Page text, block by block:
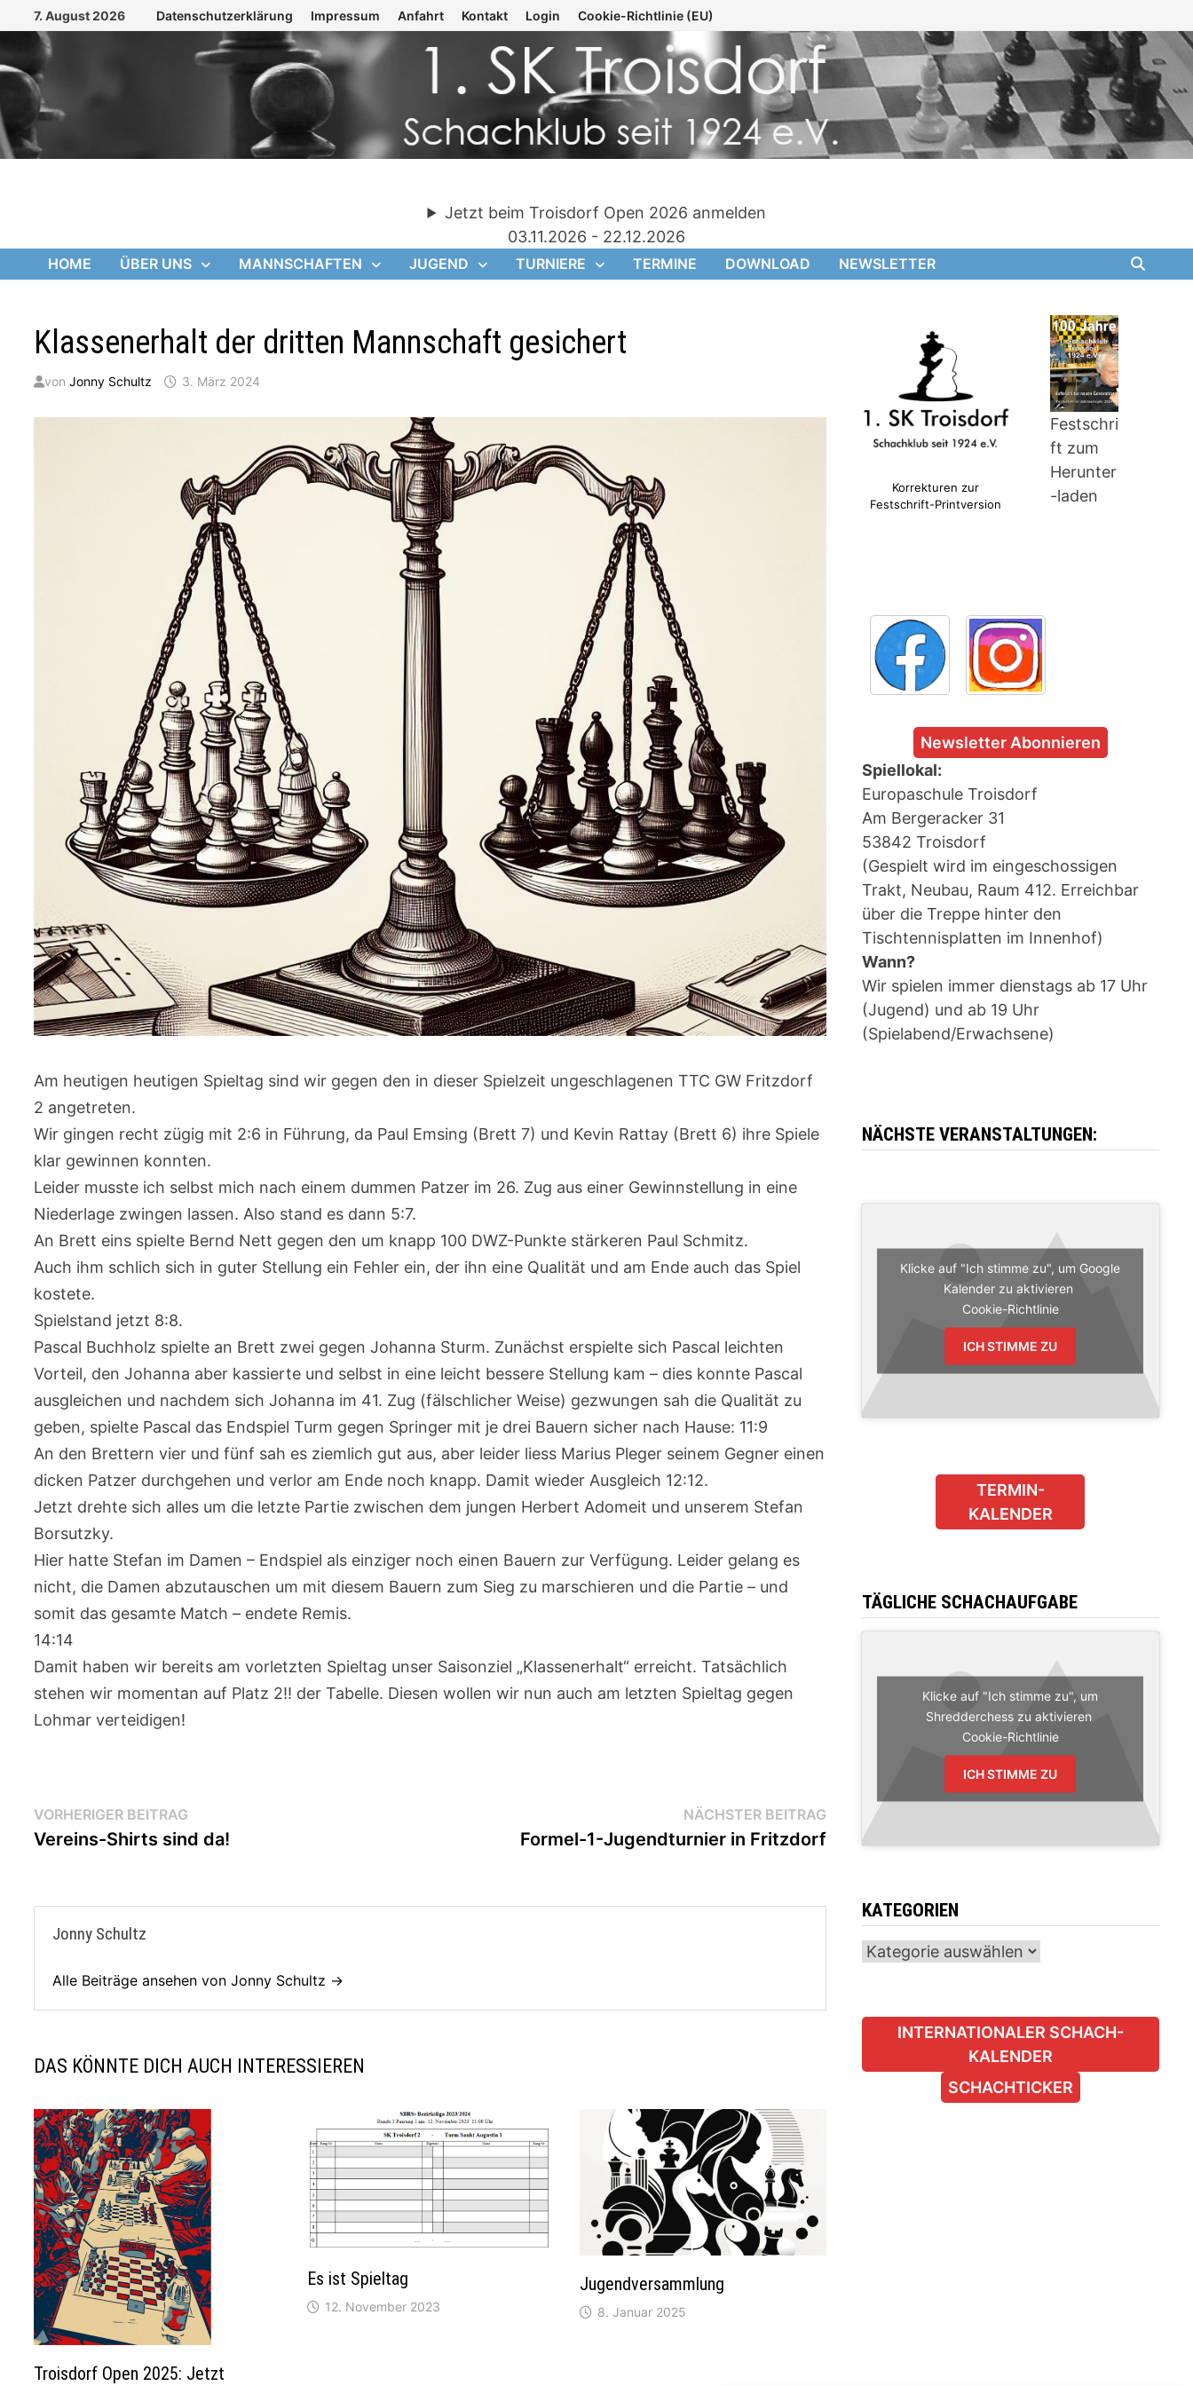
Inhalt
springen
7. August 2026 Datenschutzerklärung Impressum Anfahrt Kontakt Login Cookie-Richtlinie (EU)
Jetzt beim Troisdorf Open 2026 anmelden
03.11.2026 - 22.12.2026
HOME ÜBER UNS MANNSCHAFTEN JUGEND TURNIERE TERMINE DOWNLOAD NEWSLETTER
Klassenerhalt der dritten Mannschaft gesichert
vonJonny Schultz 3. März 2024
Am heutigen heutigen Spieltag sind wir gegen den in dieser Spielzeit ungeschlagenen TTC GW Fritzdorf
2 angetreten.
Wir gingen recht zügig mit 2:6 in Führung, da Paul Emsing (Brett 7) und Kevin Rattay (Brett 6) ihre Spiele
klar gewinnen konnten.
Leider musste ich selbst mich nach einem dummen Patzer im 26. Zug aus einer Gewinnstellung in eine
Niederlage zwingen lassen. Also stand es dann 5:7.
An Brett eins spielte Bernd Nett gegen den um knapp 100 DWZ-Punkte stärkeren Paul Schmitz.
Auch ihm schlich sich in guter Stellung ein Fehler ein, der ihn eine Qualität und am Ende auch das Spiel
kostete.
Spielstand jetzt 8:8.
Pascal Buchholz spielte an Brett zwei gegen Johanna Sturm. Zunächst erspielte sich Pascal leichten
Vorteil, den Johanna aber kassierte und selbst in eine leicht bessere Stellung kam – dies konnte Pascal
ausgleichen und nachdem sich Johanna im 41. Zug (fälschlicher Weise) gezwungen sah die Qualität zu
geben, spielte Pascal das Endspiel Turm gegen Springer mit je drei Bauern sicher nach Hause: 11:9
An den Brettern vier und fünf sah es ziemlich gut aus, aber leider liess Marius Pleger seinem Gegner einen
dicken Patzer durchgehen und verlor am Ende noch knapp. Damit wieder Ausgleich 12:12.
Jetzt drehte sich alles um die letzte Partie zwischen dem jungen Herbert Adomeit und unserem Stefan
Borsutzky.
Hier hatte Stefan im Damen – Endspiel als einziger noch einen Bauern zur Verfügung. Leider gelang es
nicht, die Damen abzutauschen um mit diesem Bauern zum Sieg zu marschieren und die Partie – und
somit das gesamte Match – endete Remis.
14:14
Damit haben wir bereits am vorletzten Spieltag unser Saisonziel „Klassenerhalt“ erreicht. Tatsächlich
stehen wir momentan auf Platz 2!! der Tabelle. Diesen wollen wir nun auch am letzten Spieltag gegen
Lohmar verteidigen!
Beitragsnavigation
VORHERIGER BEITRAG
Beitrag:
Vereins-Shirts sind da!
NÄCHSTER BEITRAGNächster
Beitrag:
Formel-1-Jugendturnier in Fritzdorf
Jonny Schultz
Alle Beiträge ansehen von Jonny Schultz →
DAS KÖNNTE DICH AUCH INTERESSIEREN
Troisdorf Open 2025: Jetzt
Es ist Spieltag
12. November 2023
Jugendversammlung
8. Januar 2025
Korrekturen zur
Festschrift-Printversion
Festschri
ft zum
Herunter
-laden
Newsletter Abonnieren
Spiellokal:
Europaschule Troisdorf
Am Bergeracker 31
53842 Troisdorf
(Gespielt wird im eingeschossigen
Trakt, Neubau, Raum 412. Erreichbar
über die Treppe hinter den
Tischtennisplatten im Innenhof)
Wann?
Wir spielen immer dienstags ab 17 Uhr
(Jugend) und ab 19 Uhr
(Spielabend/Erwachsene)
NÄCHSTE VERANSTALTUNGEN:
Klicke auf "Ich stimme zu", um Google
Kalender zu aktivieren
Cookie-Richtlinie
ICH STIMME ZU
TERMIN-
KALENDER
TÄGLICHE SCHACHAUFGABE
Klicke auf "Ich stimme zu", um
Shredderchess zu aktivieren
Cookie-Richtlinie
ICH STIMME ZU
KATEGORIEN
Kategorien
INTERNATIONALER SCHACH-
KALENDER
SCHACHTICKER